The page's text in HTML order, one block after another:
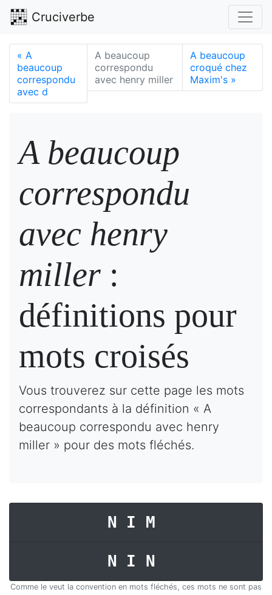
Cruciverbe
« A
beaucoup
correspondu
avec d
A beaucoup
correspondu
avec henry miller
A beaucoup
croqué chez
Maxim's »
A beaucoup
correspondu
avec henry
miller :
définitions pour
mots croisés
Vous trouverez sur cette page les mots
correspondants à la définition « A
beaucoup correspondu avec henry
miller » pour des mots fléchés.
NIM
NIN
Comme le veut la convention en mots fléchés, ces mots ne sont pas